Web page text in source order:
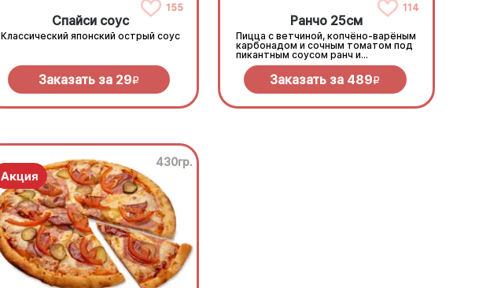
155
Спайси соус
Классический японский острый соус
Заказать за 29R
114
Ранчо 25см
Пицца с ветчиной, копчёно-варёным
карбонадом и сочным томатом под
пикантным соусом ранч и
моцареллой
Заказать за 489R
430гр.